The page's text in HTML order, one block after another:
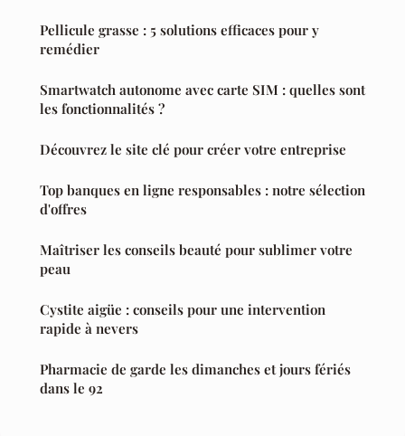
Pellicule grasse : 5 solutions efficaces pour y
remédier
Smartwatch autonome avec carte SIM : quelles sont
les fonctionnalités ?
Découvrez le site clé pour créer votre entreprise
Top banques en ligne responsables : notre sélection
d'offres
Maîtriser les conseils beauté pour sublimer votre
peau
Cystite aigüe : conseils pour une intervention
rapide à nevers
Pharmacie de garde les dimanches et jours fériés
dans le 92